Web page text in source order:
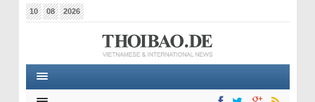
10 08 2026